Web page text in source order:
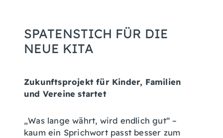
SPATENSTICH FÜR DIE
NEUE KITA
Zukunftsprojekt für Kinder, Familien
und Vereine startet
„Was lange währt, wird endlich gut“ –
kaum ein Sprichwort passt besser zum